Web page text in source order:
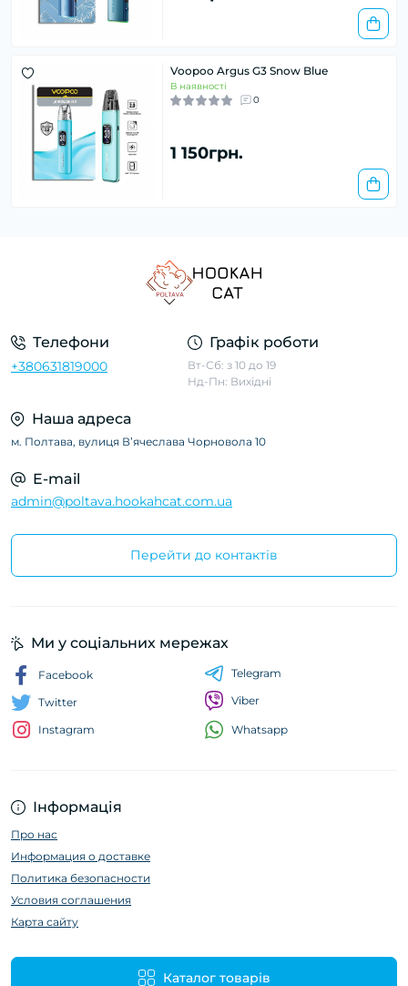
Voopoo Argus G3 Snow Blue
В наявності
0
1 150грн.
Телефони
+380631819000
Графік роботи
Вт-Сб: з 10 до 19
Нд-Пн: Вихідні
Наша адреса
м. Полтава, вулиця Вʼячеслава Чорновола 10
E-mail
admin@poltava.hookahcat.com.ua
Перейти до контактів
Інформація
Про нас
Информация о доставке
Политика безопасности
Условия соглашения
Карта сайту
Каталог товарів
Ми у соціальних мережах
Facebook
Twitter
Instagram
Telegram
Viber
Whatsapp